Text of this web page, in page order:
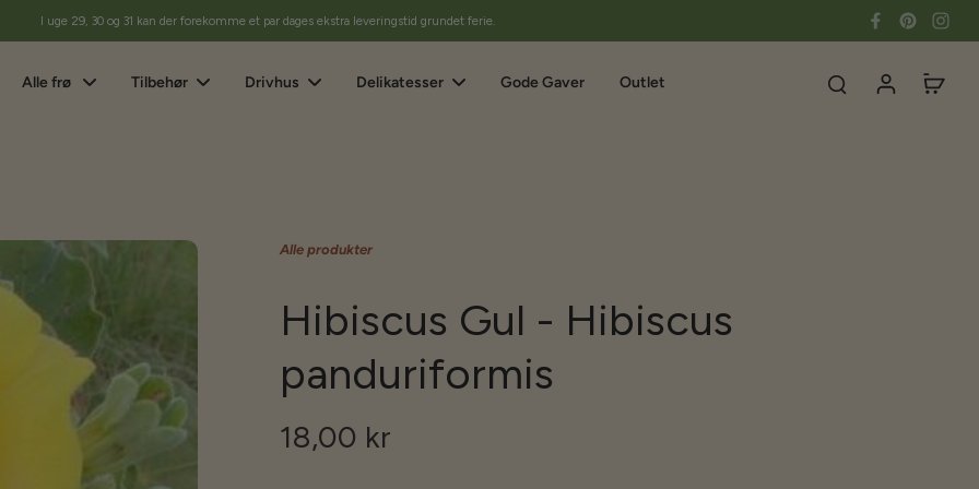
I uge 29, 30 og 31 kan der forekomme et par dages ekstra leveringstid grundet ferie.
Alle frø Tilbehør Drivhus Delikatesser Gode Gaver Outlet
Alle produkter
Hibiscus Gul - Hibiscus
panduriformis
18,00 kr